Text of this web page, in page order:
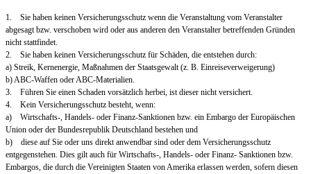
1. Sie haben keinen Versicherungsschutz wenn die Veranstaltung vom Veranstalter
abgesagt bzw. verschoben wird oder aus anderen den Veranstalter betreffenden Gründen
nicht stattfindet.
2. Sie haben keinen Versicherungsschutz für Schäden, die entstehen durch:
a) Streik, Kernenergie, Maßnahmen der Staatsgewalt (z. B. Einreiseverweigerung)
b) ABC-Waffen oder ABC-Materialien.
3. Führen Sie einen Schaden vorsätzlich herbei, ist dieser nicht versichert.
4. Kein Versicherungsschutz besteht, wenn:
a) Wirtschafts-, Handels- oder Finanz-Sanktionen bzw. ein Embargo der Europäischen
Union oder der Bundesrepublik Deutschland bestehen und
b) diese auf Sie oder uns direkt anwendbar sind oder dem Versicherungsschutz
entgegenstehen. Dies gilt auch für Wirtschafts-, Handels- oder Finanz- Sanktionen bzw.
Embargos, die durch die Vereinigten Staaten von Amerika erlassen werden, sofern diesen